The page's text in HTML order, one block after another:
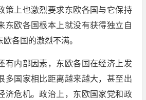
策上也激烈要求东欧各国与它保持
东欧各国根本上就没有获得独立自
各国的激烈不满。
有内部因素，东欧各国在经济上发
多国家相比距离越来越大，甚至出
济危机。政治上，东欧国家党和政